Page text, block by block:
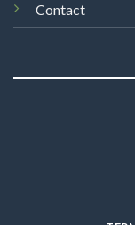
Contact